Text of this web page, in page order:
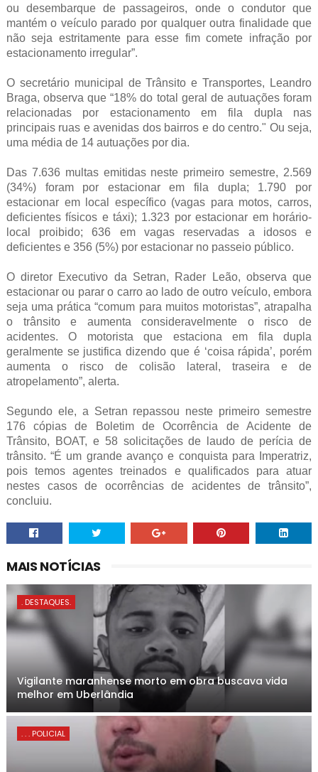
ou desembarque de passageiros, onde o condutor que
mantém o veículo parado por qualquer outra finalidade que
não seja estritamente para esse fim comete infração por
estacionamento irregular”.
O secretário municipal de Trânsito e Transportes, Leandro
Braga, observa que “18% do total geral de autuações foram
relacionadas por estacionamento em fila dupla nas
principais ruas e avenidas dos bairros e do centro." Ou seja,
uma média de 14 autuações por dia.
Das 7.636 multas emitidas neste primeiro semestre, 2.569
(34%) foram por estacionar em fila dupla; 1.790 por
estacionar em local específico (vagas para motos, carros,
deficientes físicos e táxi); 1.323 por estacionar em horário-
local proibido; 636 em vagas reservadas a idosos e
deficientes e 356 (5%) por estacionar no passeio público.
O diretor Executivo da Setran, Rader Leão, observa que
estacionar ou parar o carro ao lado de outro veículo, embora
seja uma prática “comum para muitos motoristas”, atrapalha
o trânsito e aumenta consideravelmente o risco de
acidentes. O motorista que estaciona em fila dupla
geralmente se justifica dizendo que é ‘coisa rápida’, porém
aumenta o risco de colisão lateral, traseira e de
atropelamento”, alerta.
Segundo ele, a Setran repassou neste primeiro semestre
176 cópias de Boletim de Ocorrência de Acidente de
Trânsito, BOAT, e 58 solicitações de laudo de perícia de
trânsito. “É um grande avanço e conquista para Imperatriz,
pois temos agentes treinados e qualificados para atuar
nestes casos de ocorrências de acidentes de trânsito”,
concluiu.
MAIS NOTÍCIAS
. DESTAQUES.
Vigilante maranhense morto em obra buscava vida
melhor em Uberlândia
. . . POLICIAL